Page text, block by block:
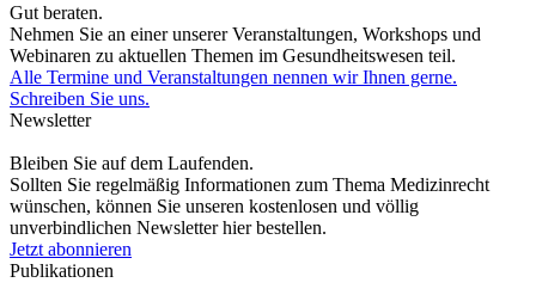
Gut beraten.
Nehmen Sie an einer unserer Veranstaltungen, Workshops und
Webinaren zu aktuellen Themen im Gesundheitswesen teil.
Alle Termine und Veranstaltungen nennen wir Ihnen gerne.
Schreiben Sie uns.
Newsletter
Bleiben Sie auf dem Laufenden.
Sollten Sie regelmäßig Informationen zum Thema Medizinrecht
wünschen, können Sie unseren kostenlosen und völlig
unverbindlichen Newsletter hier bestellen.
Jetzt abonnieren
Publikationen